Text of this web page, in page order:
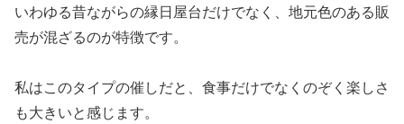
いわゆる昔ながらの縁日屋台だけでなく、地元色のある販
売が混ざるのが特徴です。
私はこのタイプの催しだと、食事だけでなくのぞく楽しさ
も大きいと感じます。